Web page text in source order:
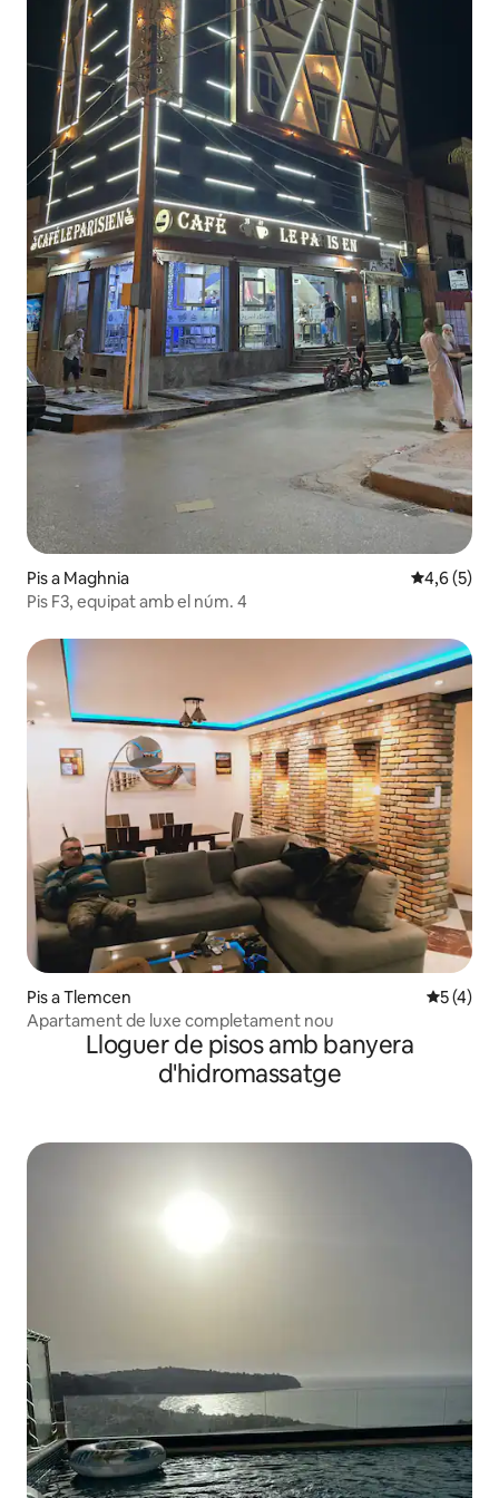
Pis a Maghnia 4,6 de
4,6 (5)
Pis F3, equipat amb el núm. 4
Pis a Tlemcen 5 de
5 (4)
Apartament de luxe completament nou
Lloguer de pisos amb banyera
d'hidromassatge